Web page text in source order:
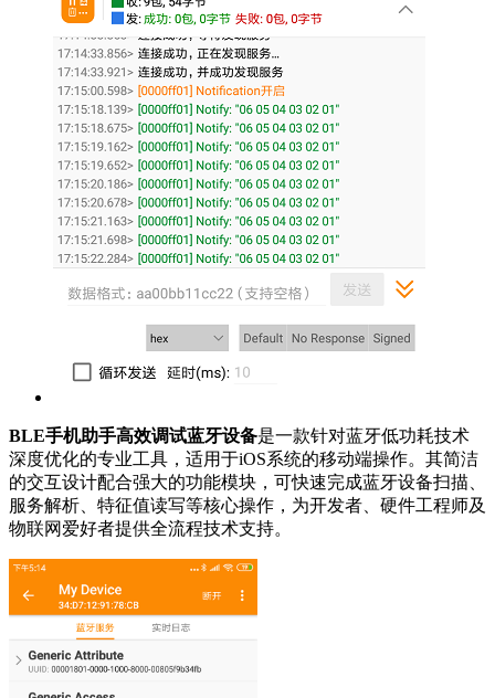
BLE手机助手高效调试蓝牙设备是一款针对蓝牙低功耗技术
深度优化的专业工具，适用于iOS系统的移动端操作。其简洁
的交互设计配合强大的功能模块，可快速完成蓝牙设备扫描、
服务解析、特征值读写等核心操作，为开发者、硬件工程师及
物联网爱好者提供全流程技术支持。